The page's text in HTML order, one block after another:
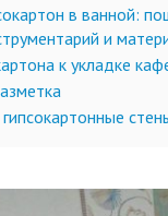
в ванной:
и
к укладке